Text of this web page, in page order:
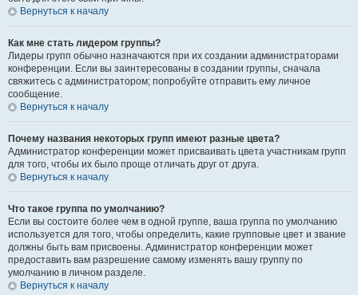
Вернуться к началу
Как мне стать лидером группы?
Лидеры групп обычно назначаются при их создании администраторами
конференции. Если вы заинтересованы в создании группы, сначала
свяжитесь с администратором; попробуйте отправить ему личное
сообщение.
Вернуться к началу
Почему названия некоторых групп имеют разные цвета?
Администратор конференции может присваивать цвета участникам групп
для того, чтобы их было проще отличать друг от друга.
Вернуться к началу
Что такое группа по умолчанию?
Если вы состоите более чем в одной группе, ваша группа по умолчанию
используется для того, чтобы определить, какие групповые цвет и звание
должны быть вам присвоены. Администратор конференции может
предоставить вам разрешение самому изменять вашу группу по
умолчанию в личном разделе.
Вернуться к началу